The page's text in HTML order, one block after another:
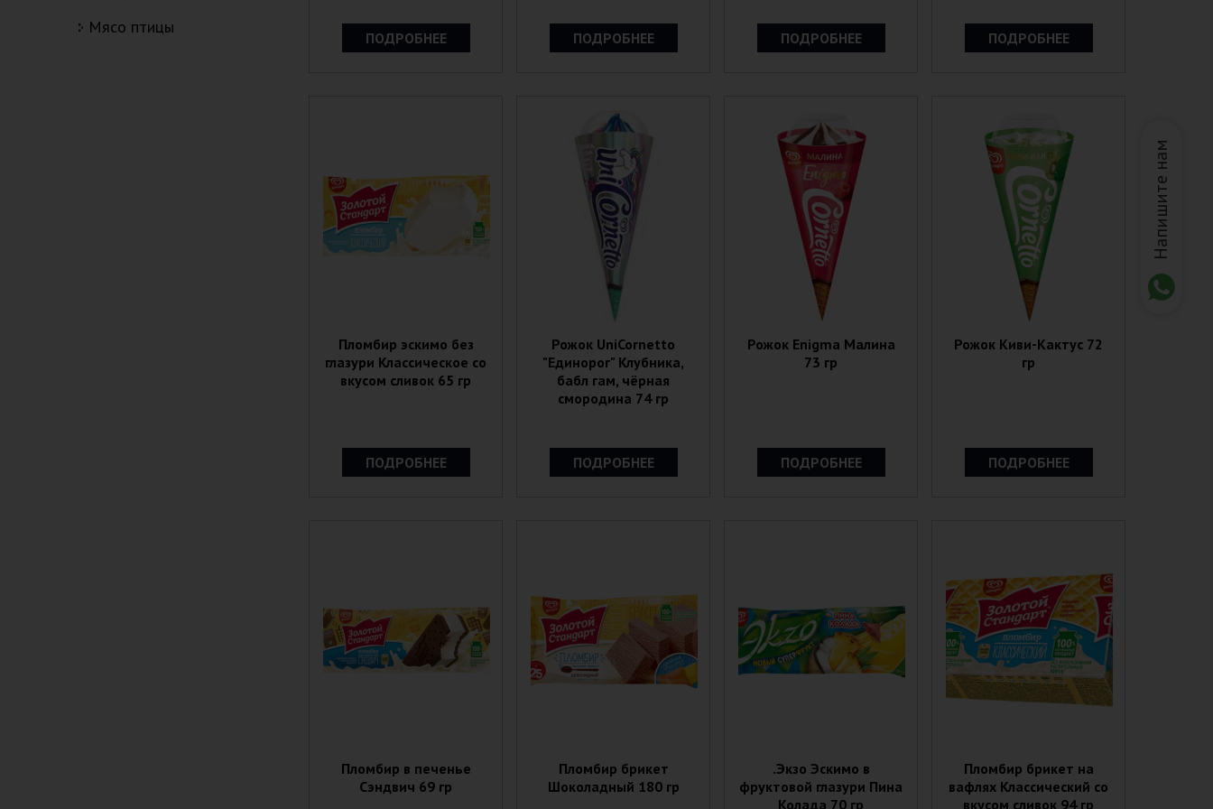
мясо птицы
ПОДРОБНЕЕ ПОДРОБНЕЕ ПОДРОБНЕЕ ПОДРОБНЕЕ
Пломбир эскимо без
глазури Классическое со
вкусом сливок 65 гр
ПОДРОБНЕЕ
Рожок UniCornetto
"Единорог" Клубника,
бабл гам, чёрная
смородина 74 гр
ПОДРОБНЕЕ
Рожок Enigma Малина
73 гр
ПОДРОБНЕЕ
Рожок Киви-Кактус 72
гр
ПОДРОБНЕЕ
Пломбир в печенье
Сэндвич 69 гр
Пломбир брикет
Шоколадный 180 гр
.Экзо Эскимо в
фруктовой глазури Пина
Колада 70 гр
Пломбир брикет на
вафлях Классический со
вкусом сливок 94 гр
Напишите нам